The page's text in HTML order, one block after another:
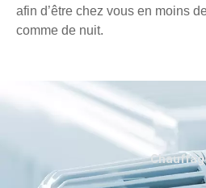
afin d’être chez vous en moins
comme de nuit.
Chauffage